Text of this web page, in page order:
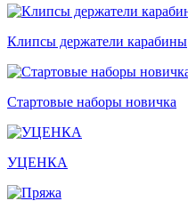
Клипсы держатели карабины
Стартовые наборы новичка
УЦЕНКА